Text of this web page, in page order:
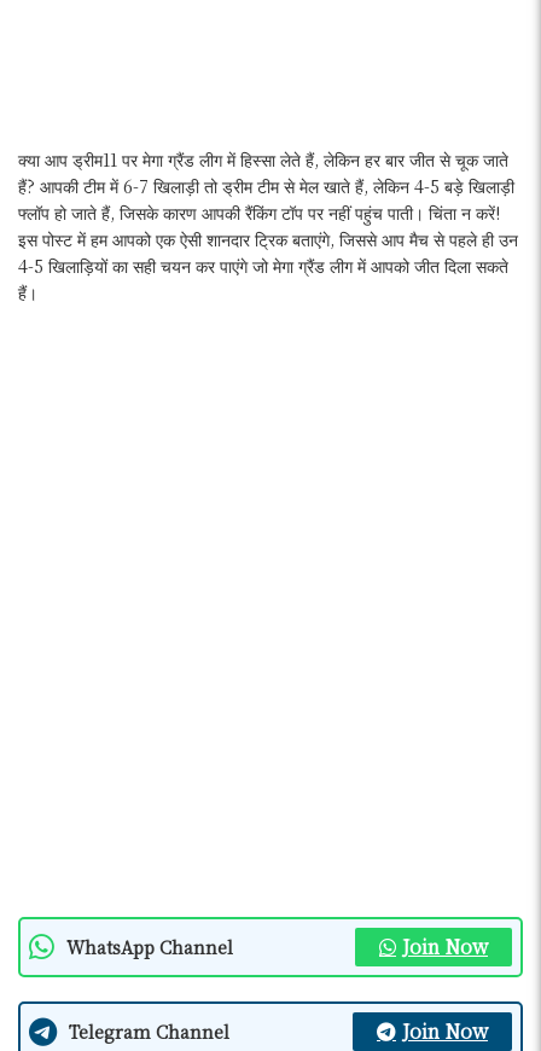
क्या आप ड्रीम11 पर मेगा ग्रैंड लीग में हिस्सा लेते हैं, लेकिन हर बार जीत से चूक जाते
हैं? आपकी टीम में 6-7 खिलाड़ी तो ड्रीम टीम से मेल खाते हैं, लेकिन 4-5 बड़े खिलाड़ी
फ्लॉप हो जाते हैं, जिसके कारण आपकी रैंकिंग टॉप पर नहीं पहुंच पाती। चिंता न करें!
इस पोस्ट में हम आपको एक ऐसी शानदार ट्रिक बताएंगे, जिससे आप मैच से पहले ही उन
4-5 खिलाड़ियों का सही चयन कर पाएंगे जो मेगा ग्रैंड लीग में आपको जीत दिला सकते
हैं।
WhatsApp Channel Join Now
Telegram Channel Join Now